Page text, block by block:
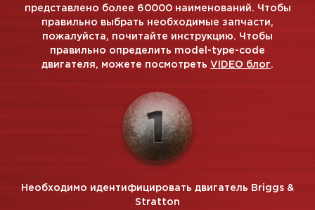
представлено более 60000 наименований. Чтобы
правильно выбрать необходимые запчасти,
пожалуйста, почитайте инструкцию. Чтобы
правильно определить model-type-code
двигателя, можете посмотреть VIDEO блог.
Необходимо идентифицировать двигатель Briggs &
Stratton